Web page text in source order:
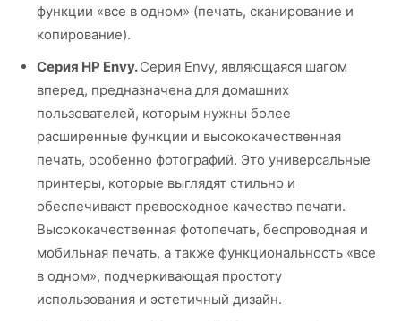
функции «все в одном» (печать, сканирование и
копирование).
Серия HP Envy.Серия Envy, являющаяся шагом
вперед, предназначена для домашних
пользователей, которым нужны более
расширенные функции и высококачественная
печать, особенно фотографий. Это универсальные
принтеры, которые выглядят стильно и
обеспечивают превосходное качество печати.
Высококачественная фотопечать, беспроводная и
мобильная печать, а также функциональность «все
в одном», подчеркивающая простоту
использования и эстетичный дизайн.